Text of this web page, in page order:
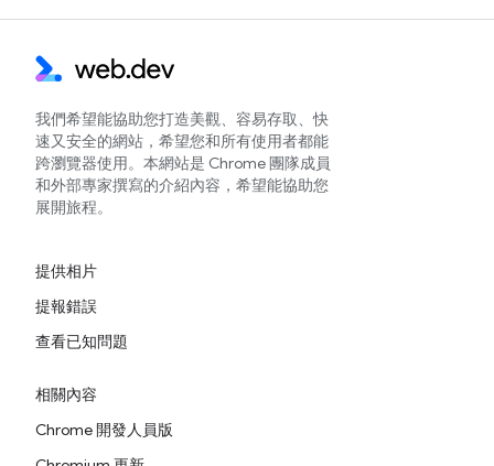
我們希望能協助您打造美觀、容易存取、快
速又安全的網站，希望您和所有使用者都能
跨瀏覽器使用。本網站是 Chrome 團隊成員
和外部專家撰寫的介紹內容，希望能協助您
展開旅程。
提供相片
提報錯誤
查看已知問題
相關內容
Chrome 開發人員版